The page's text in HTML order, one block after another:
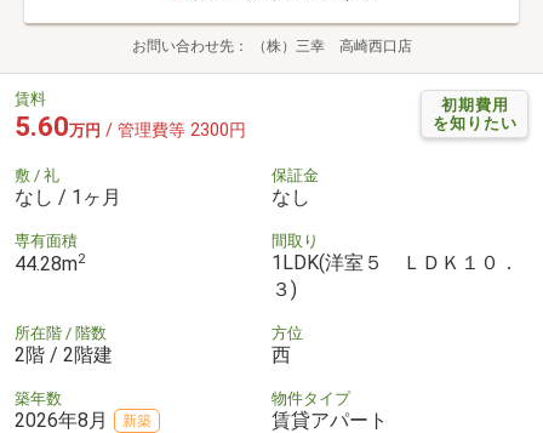
お問い合わせ先 （株）三幸 高崎西口店
初期費用
を知りたい
賃料
5.60万円 / 管理費等 2300円
敷 / 礼
なし / 1ヶ月
保証金
なし
専有面積
44.28m2
間取り
1LDK(洋室５ ＬＤＫ１０．
３)
所在階 / 階数
2階 / 2階建
方位
西
築年数
2026年8月 新築
物件タイプ
賃貸アパート